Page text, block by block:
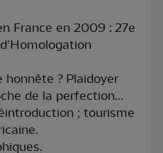
France en 2009 : 27e
honnête ? Plaidoyer
de la perfection...
; tourisme